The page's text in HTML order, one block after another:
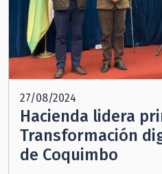
27/08/2024
Hacienda lidera
Transformación
de Coquimbo